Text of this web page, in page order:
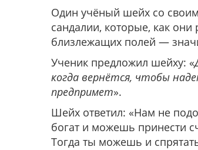
Один учёный шейх со
сандалии, которые, как
близлежащих полей —
Ученик предложил шейху: «
когда вернётся, чтобы
предпримет».
Шейх ответил: «Нам не
богат и можешь принести
Тогда ты можешь и